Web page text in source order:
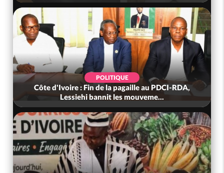
POLITIQUE
Côte d'Ivoire : Fin de la pagaille au PDCI-RDA,
Lessiehi bannit les mouveme...